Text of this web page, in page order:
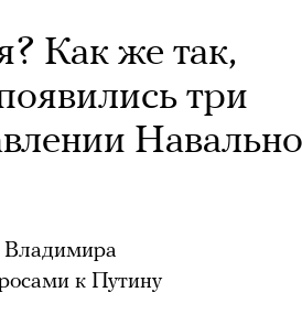
Как же так,
три
Владимира
к Путину